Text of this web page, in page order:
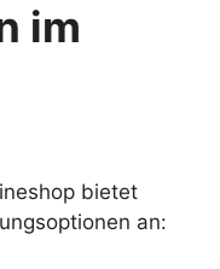
im
bietet
an: